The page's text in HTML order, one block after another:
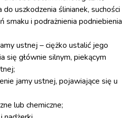
uszkodzenia ślinianek, suchości
smaku i podrażnienia podniebienia
ustnej – ciężko ustalić jego
się głównie silnym, piekącym
jamy ustnej, pojawiające się u
lub chemiczne;